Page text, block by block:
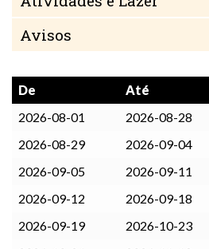
Avisos
De Até
2026-08-01
2026-08-28
2026-08-29
2026-09-04
2026-09-05
2026-09-11
2026-09-12
2026-09-18
2026-09-19
2026-10-23